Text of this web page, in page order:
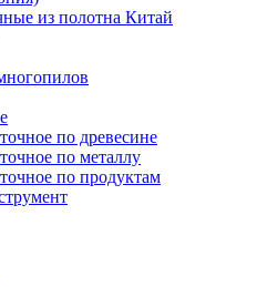
из полотна Китай
по древесине
по металлу
по продуктам